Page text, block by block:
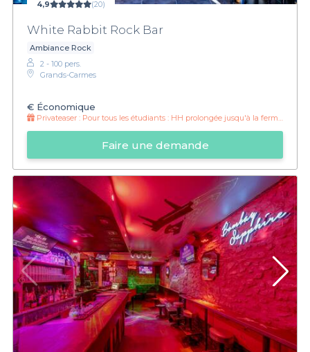
4,9 (20)
White Rabbit Rock Bar
Ambiance Rock
2 - 100 pers.
Grands-Carmes
€ Économique
Privateaser : Pour tous les étudiants : HH prolongée jusqu'à la fermeture !
Faire une demande